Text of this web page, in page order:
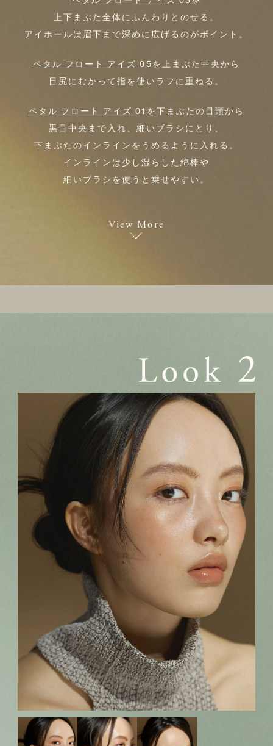
上下まぶた全体にふんわりとのせる。
アイホールは眉下まで深めに広げるのがポイント。
ペタル フロート アイズ 05を上まぶた中央から
目尻にむかって指を使いラフに重ねる。
ペタル フロート アイズ 01 を下まぶたの目頭から
黒目中央まで入れ、細いブラシにとり、
下まぶたのインラインをうめるように入れる。
インラインは少し湿らした綿棒や
細いブラシを使うと乗せやすい。
View More